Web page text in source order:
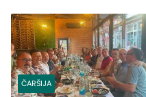
ČARŠIJA